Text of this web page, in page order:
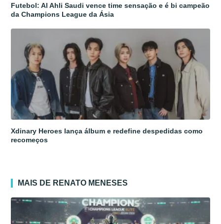
Futebol: Al Ahli Saudi vence time sensação e é bi campeão
da Champions League da Ásia
Xdinary Heroes lança álbum e redefine despedidas como
recomeços
MAIS DE RENATO MENESES